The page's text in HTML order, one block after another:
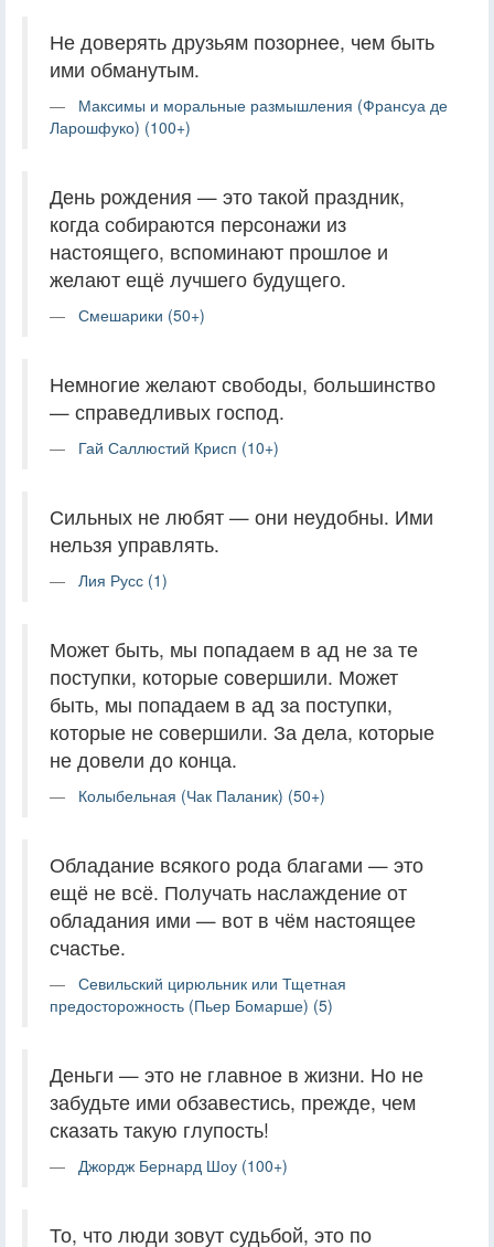
Не доверять друзьям позорнее, чем быть
ими обманутым.
Максимы и моральные размышления (Франсуа де
Ларошфуко) (100+)
День рождения — это такой праздник,
когда собираются персонажи из
настоящего, вспоминают прошлое и
желают ещё лучшего будущего.
Смешарики (50+)
Немногие желают свободы, большинство
— справедливых господ.
Гай Саллюстий Крисп (10+)
Сильных не любят — они неудобны. Ими
нельзя управлять.
Лия Русс (1)
Может быть, мы попадаем в ад не за те
поступки, которые совершили. Может
быть, мы попадаем в ад за поступки,
которые не совершили. За дела, которые
не довели до конца.
Колыбельная (Чак Паланик) (50+)
Обладание всякого рода благами — это
ещё не всё. Получать наслаждение от
обладания ими — вот в чём настоящее
счастье.
Севильский цирюльник или Тщетная
предосторожность (Пьер Бомарше) (5)
Деньги — это не главное в жизни. Но не
забудьте ими обзавестись, прежде, чем
сказать такую глупость!
Джордж Бернард Шоу (100+)
То, что люди зовут судьбой, это по